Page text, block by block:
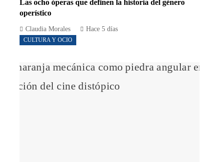
Las ocho óperas que definen la historia del género
operístico
Claudia Morales Hace 5 días
CULTURA Y OCIO